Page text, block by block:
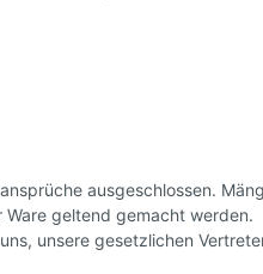
ausgeschlossen.
geltend gemacht werden.
unsere gesetzlichen